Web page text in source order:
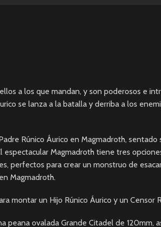
a los que mandan, y son poderosos e
se lanza a la batalla y derriba a los
Rúnico Áurico en Magmadroth,
espectacular Magmadroth tiene tres
perfectos para crear un monstruo de
Magmadroth.
montar un Hijo Rúnico Áurico y un Censor
peana ovalada Grande Citadel de